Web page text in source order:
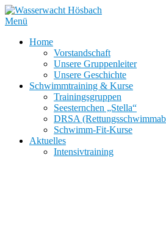
Zum
Inhalt
Menü
Home
Vorstandschaft
Unsere Gruppenleiter
Unsere Geschichte
Schwimmtraining & Kurse
Trainingsgruppen
Seesternchen „Stella“
DRSA
Schwimm-Fit-Kurse
Aktuelles
Intensivtraining